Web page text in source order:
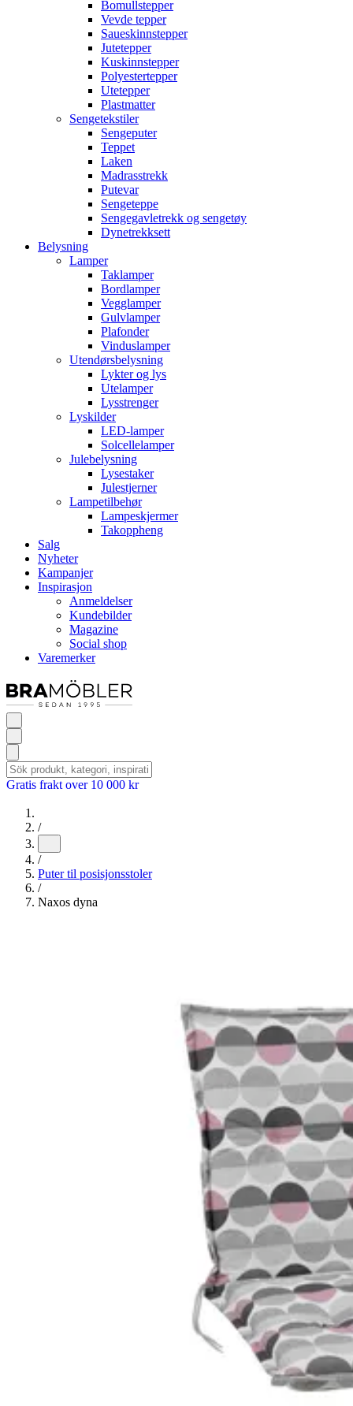
Bomullstepper
Vevde tepper
Saueskinnstepper
Jutetepper
Kuskinnstepper
Polyestertepper
Utetepper
Plastmatter
Sengetekstiler
Sengeputer
Teppet
Laken
Madrasstrekk
Putevar
Sengeteppe
Sengegavletrekk og sengetøy
Dynetrekksett
Belysning
Lamper
Taklamper
Bordlamper
Vegglamper
Gulvlamper
Plafonder
Vinduslamper
Utendørsbelysning
Lykter og lys
Utelamper
Lysstrenger
Lyskilder
LED-lamper
Solcellelamper
Julebelysning
Lysestaker
Julestjerner
Lampetilbehør
Lampeskjermer
Takoppheng
Salg
Nyheter
Kampanjer
Inspirasjon
Anmeldelser
Kundebilder
Magazine
Social shop
Varemerker
Gratis frakt over 10 000 kr
/
/
Puter til posisjonsstoler
/
Naxos dyna